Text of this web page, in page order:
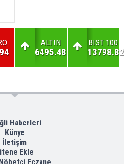
ALTIN
6495.48
BIST 100
13798.82
Haberleri
Künye
İletişim
Ekle
Eczane